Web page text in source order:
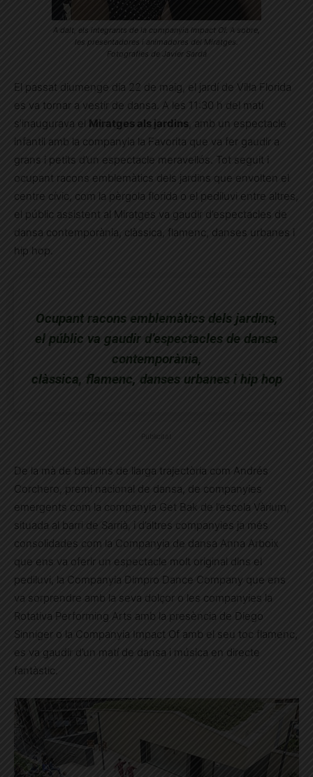
A dalt, els integrants de la companyia Impact Of. A sobre,
les presentadores i animadores del Miratges.
Fotografies de Javier Sardá
El passat diumenge dia 22 de maig, el jardí de Vil·la Florida
es va tornar a vestir de dansa. A les 11:30 h del matí
s’inaugurava el
Miratges als jardins , amb un espectacle
infantil amb la companyia la Favorita que va fer gaudir a
grans i petits d’un espectacle meravellós. Tot seguit i
ocupant racons emblemàtics dels jardins que envolten el
centre cívic, com la pèrgola florida o el pediluvi entre altres,
el públic assistent al Miratges va gaudir d’espectacles de
dansa contemporània, clàssica, flamenc, danses urbanes i
hip hop.
Ocupant racons emblemàtics dels jardins,
el públic va gaudir d’espectacles de dansa
contemporània,
clàssica, flamenc, danses urbanes i hip hop
Publicitat
De la mà de ballarins de llarga trajectòria com Andrés
Corchero, premi nacional de dansa, de companyies
emergents com la companyia Get Bak de l’escola Vàrium,
situada al barri de Sarrià, i d’altres companyies ja més
consolidades com la Companyia de dansa Anna Arboix
que ens va oferir un espectacle molt original dins el
pediluvi, la Companyia Dimpro Dance Company que ens
va sorprendre amb la seva dolçor o les companyies la
Rotativa Performing Arts amb la presència de Diego
Sinniger o la Companyia Impact Of amb el seu toc flamenc,
es va gaudir d’un matí de dansa i música en directe
fantàstic.